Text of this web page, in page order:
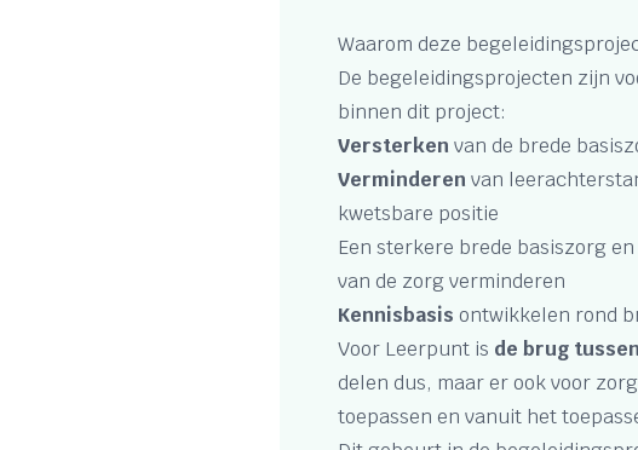
Waarom deze
De begeleidingsprojecten zijn
binnen dit project:
Versterken van de brede
Verminderen van
kwetsbare positie
Een sterkere brede basiszorg
van de zorg verminderen
Kennisbasis ontwikkelen rond
Voor Leerpunt is de brug
delen dus, maar er ook voor
toepassen en vanuit het